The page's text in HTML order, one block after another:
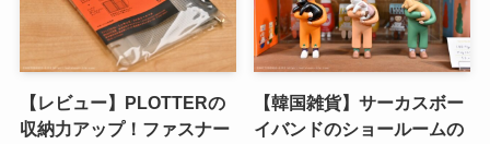
【レビュー】PLOTTERの
収納力アップ！ファスナー
【韓国雑貨】サーカスボー
イバンドのショールームの